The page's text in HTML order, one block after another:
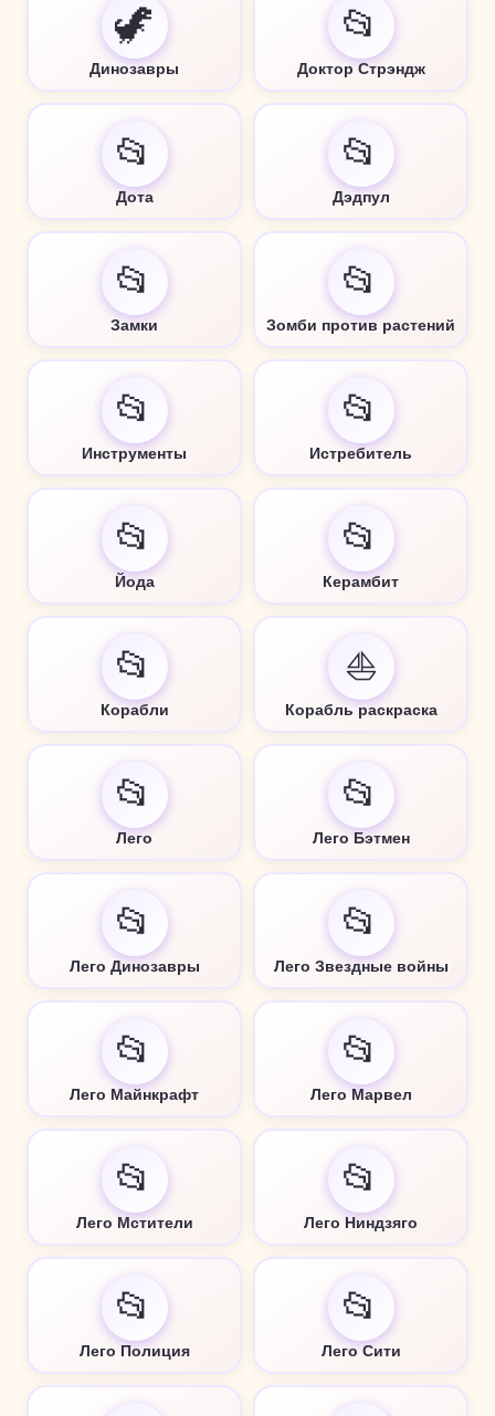
🦖
Динозавры
📂
Доктор Стрэндж
📂
Дота
📂
Дэдпул
📂
Замки
📂
Зомби против растений
📂
Инструменты
📂
Истребитель
📂
Йода
📂
Керамбит
📂
Корабли
⛵
Корабль раскраска
📂
Лего
📂
Лего Бэтмен
📂
Лего Динозавры
📂
Лего Звездные войны
📂
Лего Майнкрафт
📂
Лего Марвел
📂
Лего Мстители
📂
Лего Ниндзяго
📂
Лего Полиция
📂
Лего Сити